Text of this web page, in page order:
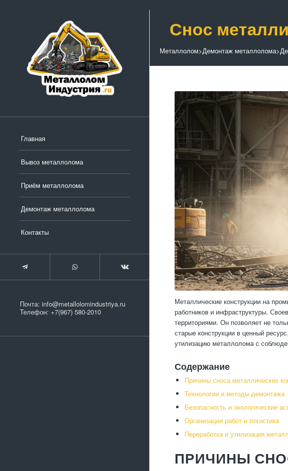
Главная
Вывоз металлолома
Приём металлолома
Демонтаж металлолома
Контакты
Почта: info@metallolomindustriya.ru
Телефон: +7(967) 580-2010
Снос
Металлолом>Демонтаж металлолома>
Металлические конструкции на
работников и инфраструктуры.
территориями. Он позволяет не
старые конструкции в ценный
утилизацию металлолома с
Содержание
Причины сноса металлических
Технологии и методы демонтажа
Безопасность и экологические
Организация работ и логистика
Переработка и утилизация
ПРИЧИНЫ